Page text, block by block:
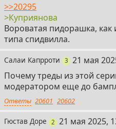
>>20295
>Куприянова
Вороватая пидорашка, как
типа спидвилла.
Салаи Капрроти 3поста
28
21 мая
Почему треды из этой
модератором еще до
Ответы 20601 20602
Гюстав Доре 2поста
29
21 мая 2025,